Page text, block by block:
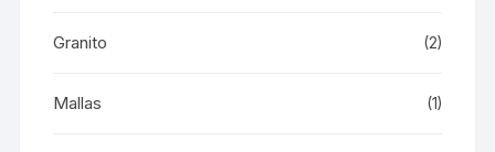
Granito (2)
Mallas (1)